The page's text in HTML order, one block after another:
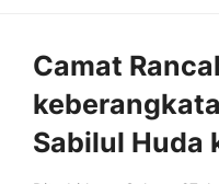
Camat
Sabilul Huda